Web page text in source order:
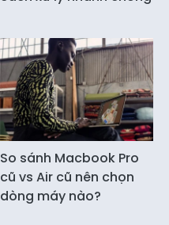
So sánh Macbook Pro
cũ vs Air cũ nên chọn
dòng máy nào?